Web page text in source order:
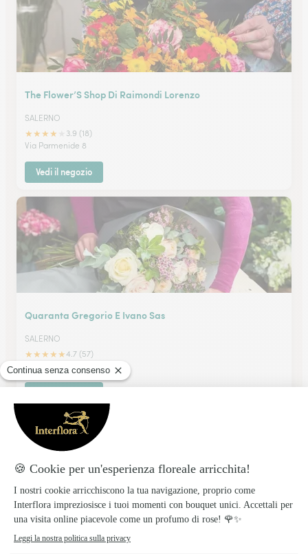
The Flower’S Shop Di Raimondi Lorenzo
SALERNO
★★★★
3.9 (18)
Via Parmenide 8
Vedi il negozio
Quaranta Gregorio E Ivano Sas
SALERNO
★★★★★4.7 (57)
Via Nizza 89
Pellecchia Massimo